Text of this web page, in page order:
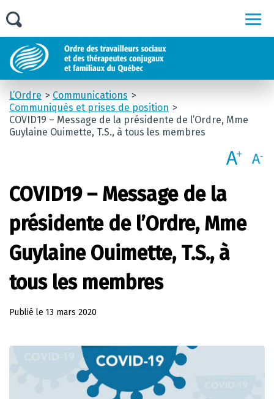
L’Ordre
Communications
Communiqués et prises de position
COVID19 – Message de la présidente de l’Ordre, Mme
Guylaine Ouimette, T.S., à tous les membres
COVID19 – Message de la
présidente de l’Ordre, Mme
Guylaine Ouimette, T.S., à
tous les membres
Publié le 13 mars 2020